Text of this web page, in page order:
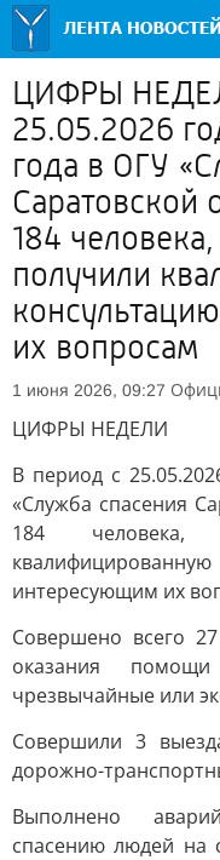
ЦИФРЫ
25.05.2026
года в ОГУ
Саратовской
184
получили
их вопросам
1 июня 2026, 09:27
ЦИФРЫ НЕДЕЛИ
В период с
«Служба спасения
184 человека,
интересующим их
Совершено всего
оказания
чрезвычайные или
Совершили 3
дорожно-
Выполнено
спасению людей на